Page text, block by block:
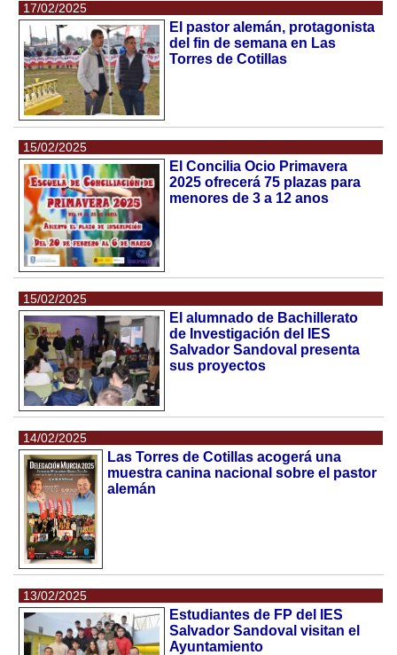
17/02/2025
El pastor alemán, protagonista
del fin de semana en Las
Torres de Cotillas
15/02/2025
El Concilia Ocio Primavera
2025 ofrecerá 75 plazas para
menores de 3 a 12 anos
15/02/2025
El alumnado de Bachillerato
de Investigación del IES
Salvador Sandoval presenta
sus proyectos
14/02/2025
Las Torres de Cotillas acogerá una
muestra canina nacional sobre el pastor
alemán
13/02/2025
Estudiantes de FP del IES
Salvador Sandoval visitan el
Ayuntamiento